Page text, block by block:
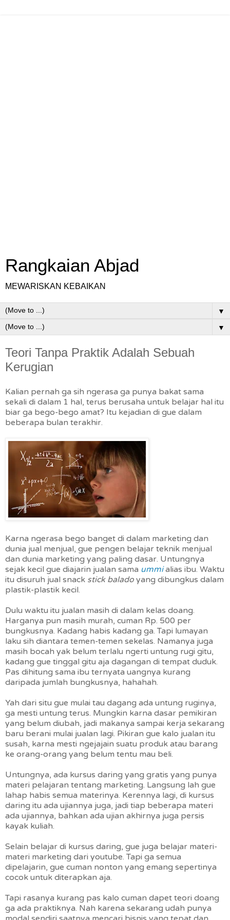
Rangkaian Abjad
MEWARISKAN KEBAIKAN
▼
▼
Teori Tanpa Praktik Adalah Sebuah
Kerugian
Kalian pernah ga sih ngerasa ga punya bakat sama
sekali di dalam 1 hal, terus berusaha untuk belajar hal itu
biar ga bego-bego amat? Itu kejadian di gue dalam
beberapa bulan terakhir.
Karna ngerasa bego banget di dalam marketing dan
dunia jual menjual, gue pengen belajar teknik menjual
dan dunia marketing yang paling dasar. Untungnya
sejak kecil gue diajarin jualan sama ummialias ibu. Waktu
itu disuruh jual snack stick balado yang dibungkus dalam
plastik-plastik kecil.
Dulu waktu itu jualan masih di dalam kelas doang.
Harganya pun masih murah, cuman Rp. 500 per
bungkusnya. Kadang habis kadang ga. Tapi lumayan
laku sih diantara temen-temen sekelas. Namanya juga
masih bocah yak belum terlalu ngerti untung rugi gitu,
kadang gue tinggal gitu aja dagangan di tempat duduk.
Pas dihitung sama ibu ternyata uangnya kurang
daripada jumlah bungkusnya, hahahah.
Yah dari situ gue mulai tau dagang ada untung ruginya,
ga mesti untung terus. Mungkin karna dasar pemikiran
yang belum diubah, jadi makanya sampai kerja sekarang
baru berani mulai jualan lagi. Pikiran gue kalo jualan itu
susah, karna mesti ngejajain suatu produk atau barang
ke orang-orang yang belum tentu mau beli.
Untungnya, ada kursus daring yang gratis yang punya
materi pelajaran tentang marketing. Langsung lah gue
lahap habis semua materinya. Kerennya lagi, di kursus
daring itu ada ujiannya juga, jadi tiap beberapa materi
ada ujiannya, bahkan ada ujian akhirnya juga persis
kayak kuliah.
Selain belajar di kursus daring, gue juga belajar materi-
materi marketing dari youtube. Tapi ga semua
dipelajarin, gue cuman nonton yang emang sepertinya
cocok untuk diterapkan aja.
Tapi rasanya kurang pas kalo cuman dapet teori doang
ga ada praktiknya. Nah karena sekarang udah punya